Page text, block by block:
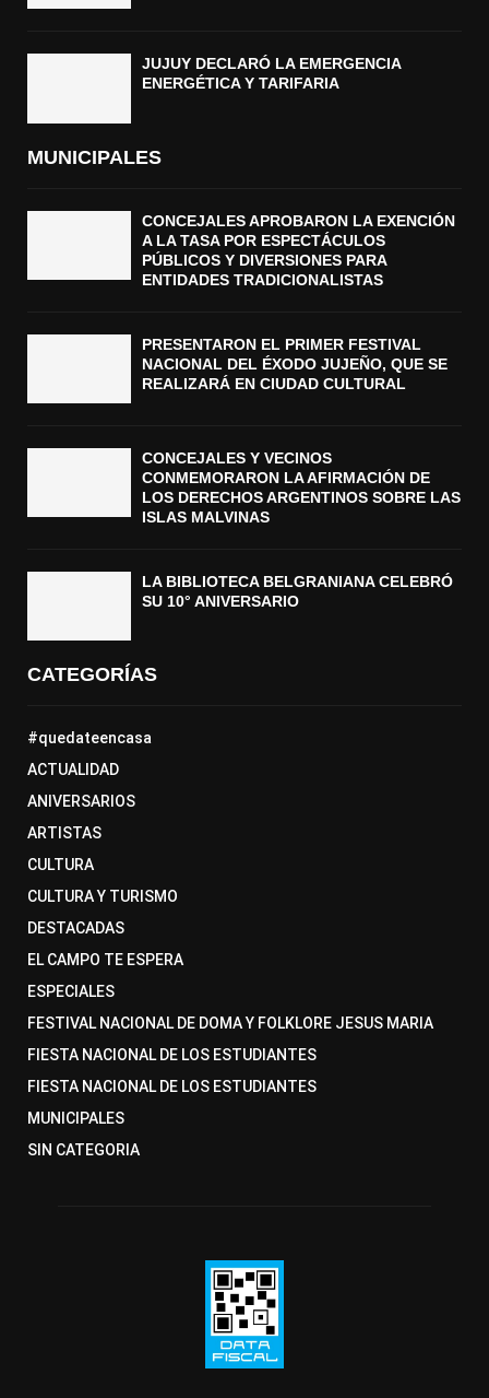
JUJUY DECLARÓ LA EMERGENCIA
ENERGÉTICA Y TARIFARIA
MUNICIPALES
CONCEJALES APROBARON LA EXENCIÓN
A LA TASA POR ESPECTÁCULOS
PÚBLICOS Y DIVERSIONES PARA
ENTIDADES TRADICIONALISTAS
PRESENTARON EL PRIMER FESTIVAL
NACIONAL DEL ÉXODO JUJEÑO, QUE SE
REALIZARÁ EN CIUDAD CULTURAL
CONCEJALES Y VECINOS
CONMEMORARON LA AFIRMACIÓN DE
LOS DERECHOS ARGENTINOS SOBRE LAS
ISLAS MALVINAS
LA BIBLIOTECA BELGRANIANA CELEBRÓ
SU 10° ANIVERSARIO
CATEGORÍAS
#quedateencasa
ACTUALIDAD
ANIVERSARIOS
ARTISTAS
CULTURA
CULTURA Y TURISMO
DESTACADAS
EL CAMPO TE ESPERA
ESPECIALES
FESTIVAL NACIONAL DE DOMA Y FOLKLORE JESUS MARIA
FIESTA NACIONAL DE LOS ESTUDIANTES
FIESTA NACIONAL DE LOS ESTUDIANTES
MUNICIPALES
SIN CATEGORIA